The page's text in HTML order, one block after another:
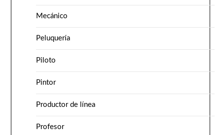
Mecánico
Peluquería
Piloto
Pintor
Productor de línea
Profesor